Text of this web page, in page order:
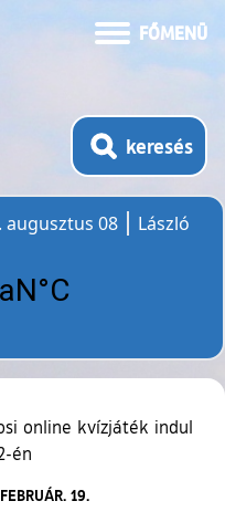
FŐMENÜ
keresés
augusztus 08
László
online kvízjáték indul
én
19.